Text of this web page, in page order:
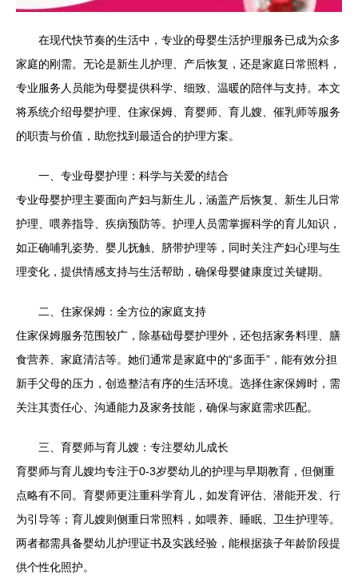
在现代快节奏的生活中，专业的母婴生活护理服务已成为众多
家庭的刚需。无论是新生儿护理、产后恢复，还是家庭日常照料，
专业服务人员能为母婴提供科学、细致、温暖的陪伴与支持。本文
将系统介绍母婴护理、住家保姆、育婴师、育儿嫂、催乳师等服务
的职责与价值，助您找到最适合的护理方案。
一、专业母婴护理：科学与关爱的结合
专业母婴护理主要面向产妇与新生儿，涵盖产后恢复、新生儿日常
护理、喂养指导、疾病预防等。护理人员需掌握科学的育儿知识，
如正确哺乳姿势、婴儿抚触、脐带护理等，同时关注产妇心理与生
理变化，提供情感支持与生活帮助，确保母婴健康度过关键期。
二、住家保姆：全方位的家庭支持
住家保姆服务范围较广，除基础母婴护理外，还包括家务料理、膳
食营养、家庭清洁等。她们通常是家庭中的“多面手”，能有效分担
新手父母的压力，创造整洁有序的生活环境。选择住家保姆时，需
关注其责任心、沟通能力及家务技能，确保与家庭需求匹配。
三、育婴师与育儿嫂：专注婴幼儿成长
育婴师与育儿嫂均专注于0-3岁婴幼儿的护理与早期教育，但侧重
点略有不同。育婴师更注重科学育儿，如发育评估、潜能开发、行
为引导等；育儿嫂则侧重日常照料，如喂养、睡眠、卫生护理等。
两者都需具备婴幼儿护理证书及实践经验，能根据孩子年龄阶段提
供个性化照护。